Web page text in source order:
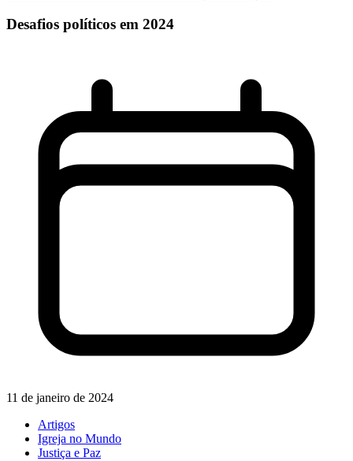
Desafios políticos em 2024
11 de janeiro de 2024
Artigos
Igreja no Mundo
Justiça e Paz